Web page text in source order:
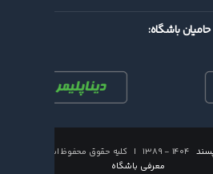
حامیان باشگاه:
۱۴۰۴ - ۱۳۸۹ | کلیه حقوق محفوظ است
معرفی باشگاه